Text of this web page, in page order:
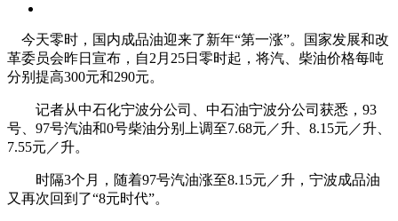
今天零时，国内成品油迎来了新年“第一涨”。国家发展和改
革委员会昨日宣布，自2月25日零时起，将汽、柴油价格每吨
分别提高300元和290元。
记者从中石化宁波分公司、中石油宁波分公司获悉，93
号、97号汽油和0号柴油分别上调至7.68元／升、8.15元／升、
7.55元／升。
时隔3个月，随着97号汽油涨至8.15元／升，宁波成品油
又再次回到了“8元时代”。